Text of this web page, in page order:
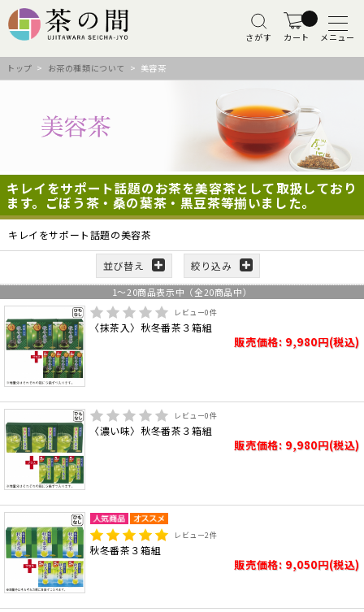
さがす カート メニュー
トップ > お茶の種類について > 美容茶
キレイをサポート話題のお茶を美容茶として取扱しており
ます。ごぼう茶・桑の葉茶・黒豆茶等揃いました。
キレイをサポート話題の美容茶
並び替え 絞り込み
1～20商品表示中（全20商品中）
レビュー0件
〈抹茶入〉秋冬番茶３箱組
販売価格: 9,980円(税込)
レビュー0件
〈濃い味〉秋冬番茶３箱組
販売価格: 9,980円(税込)
レビュー2件
秋冬番茶３箱組
販売価格: 9,050円(税込)